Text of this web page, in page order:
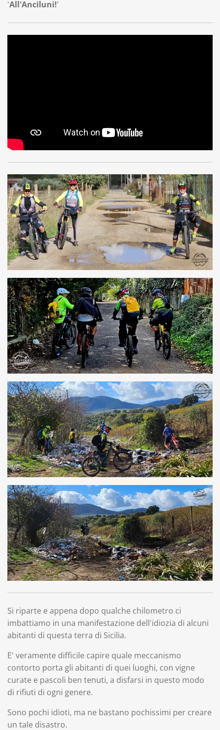
'All'Anciluni!'
Si riparte e appena dopo qualche chilometro ci
imbattiamo in una manifestazione dell'idiozia di alcuni
abitanti di questa terra di Sicilia.
E' veramente difficile capire quale meccanismo
contorto porta gli abitanti di quei luoghi, con vigne
curate e pascoli ben tenuti, a disfarsi in questo modo
di rifiuti di ogni genere.
Sono pochi idioti, ma ne bastano pochissimi per creare
un tale disastro.